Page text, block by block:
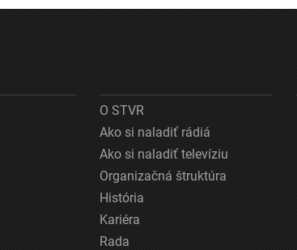
O STVR
Ako si naladiť rádiá
Ako si naladiť televíziu
Organizačná štruktúra
História
Kariéra
Rada